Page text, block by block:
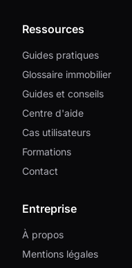
Ressources
Guides pratiques
Glossaire immobilier
Guides et conseils
Centre d'aide
Cas utilisateurs
Formations
Contact
Entreprise
À propos
Mentions légales